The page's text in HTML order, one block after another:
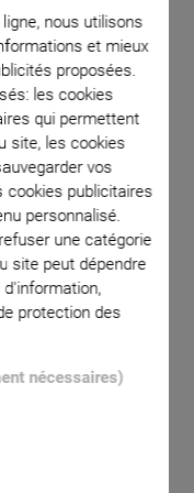
nous utilisons
et mieux
proposées.
les cookies
qui permettent
site, les cookies
vos
cookies publicitaires
personnalisé.
une catégorie
site peut dépendre
d'information,
protection des
nécessaires)